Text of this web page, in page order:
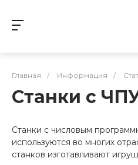
Главная / Информация /
Станки с
Станки с числовым
используются во многих
станков изготавливают